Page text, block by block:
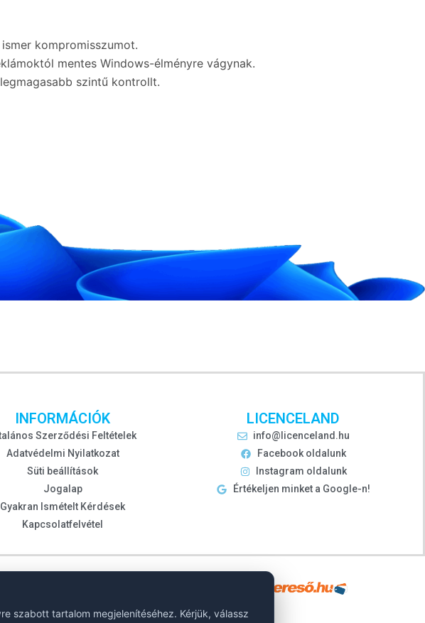
kompromisszumot.
mentes Windows-élményre vágynak.
szintű kontrollt.
INFORMÁCIÓK
Szerződési Feltételek
Adatvédelmi Nyilatkozat
Süti beállítások
Jogalap
Gyakran Ismételt Kérdések
Kapcsolatfelvétel
LICENCELAND
info@licenceland.hu
Facebook oldalunk
Instagram oldalunk
Értékeljen minket a Google-n!
szabott tartalom megjelenítéséhez. Kérjük, válassz